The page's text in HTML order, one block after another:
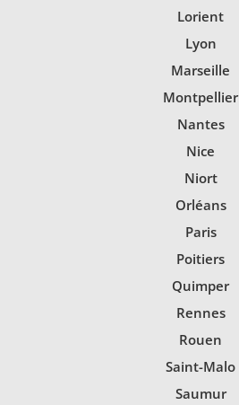
Lorient
Lyon
Marseille
Montpellier
Nantes
Nice
Niort
Orléans
Paris
Poitiers
Quimper
Rennes
Rouen
Saint-Malo
Saumur